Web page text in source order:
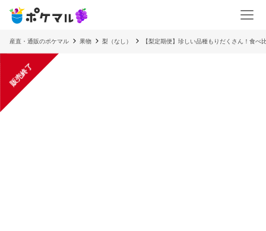
産直・通販のポケマル 果物 梨（なし） 【梨定期便】珍しい品種もりだくさん！食べ
販売終了